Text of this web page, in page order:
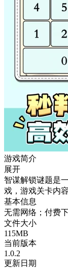
游戏简介
展开
智谋解锁谜题是
戏，游戏关卡内
基本信息
无需网络；付费
文件大小
115MB
当前版本
1.0.2
更新日期